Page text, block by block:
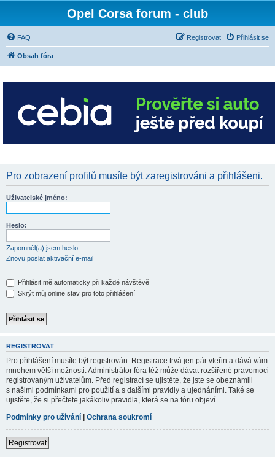
Opel Corsa forum - club
FAQ Přihlásit se
Registrovat
Obsah fóra
Pro zobrazení profilů musíte být zaregistrováni a přihlášeni.
Uživatelské jméno:
Heslo:
Zapomněl(a) jsem heslo
Znovu poslat aktivační e-mail
Přihlásit mě automaticky při každé návštěvě
Skrýt můj online stav pro toto přihlášení
REGISTROVAT
Pro přihlášení musíte být registrován. Registrace trvá jen pár vteřin a dává vám
mnohem větší možnosti. Administrátor fóra též může dávat rozšířené pravomoci
registrovaným uživatelům. Před registrací se ujistěte, že jste se obeznámili
s našimi podmínkami pro použití a s dalšími pravidly a ujednáními. Také se
ujistěte, že si přečtete jakákoliv pravidla, která se na fóru objeví.
Podmínky pro užívání | Ochrana soukromí
Registrovat